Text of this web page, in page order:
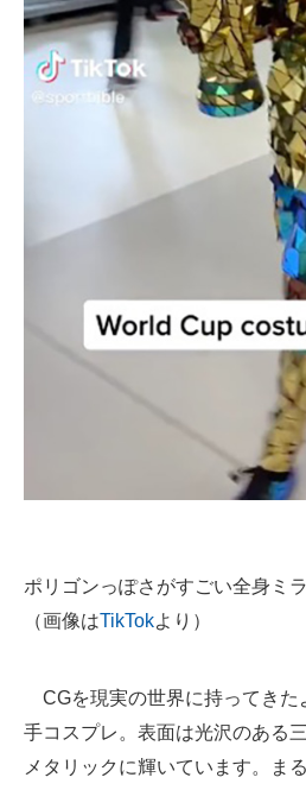
ITエンジニア向け専門サイト
企業向けIT製品の総合サイト
製造業のIT導入・活用を支援
モノづくり技術者専門サイト
電子設計の基本と応用
ちょっと気になるネットの話題
ポリゴンっぽさがすごい全身ミ
（画像はTikTokより）
CGを現実の世界に持ってきた
手コスプレ。表面は光沢のある
メタリックに輝いています。ま